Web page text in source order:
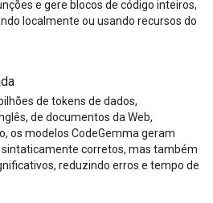
e gere blocos de código inteiros,
localmente ou usando recursos do
de tokens de dados,
de documentos da Web,
os modelos CodeGemma geram
sintaticamente corretos, mas também
reduzindo erros e tempo de